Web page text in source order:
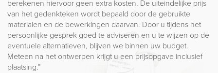
berekenen hiervoor geen extra kosten. De uiteindelijke prijs
van het gedenkteken wordt bepaald door de gebruikte
materialen en de bewerkingen daarvan. Door u tijdens het
persoonlijke gesprek goed te adviseren en u te wijzen op de
eventuele alternatieven, blijven we binnen uw budget.
Meteen na het ontwerpen krijgt u een prijsopgave inclusief
plaatsing.”